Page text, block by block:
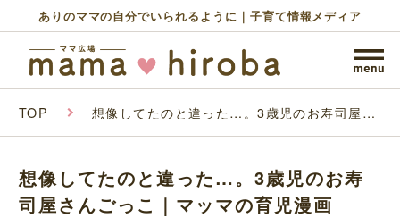
ありのママの自分でいられるように｜子育て情報メディア
TOP 想像してたのと違った…。3歳児のお寿司屋さ
想像してたのと違った…。3歳児のお寿
司屋さんごっこ｜マッマの育児漫画